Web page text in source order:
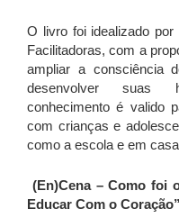
O livro foi idealizado
Facilitadoras, com a
ampliar a consciência
desenvolver suas
conhecimento é valido
com crianças e
como a escola e em
(En)Cena – Como foi
Educar Com o